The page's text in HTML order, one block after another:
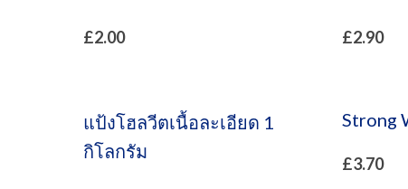
£2.00 £2.90
แป้งโฮลวีตเนื้อละเอียด 1
กิโลกรัม
Strong
£3.70